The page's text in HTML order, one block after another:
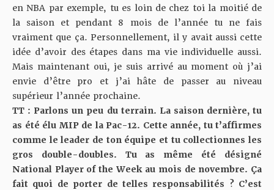
en NBA par exemple, tu es loin de chez toi la moitié de
la saison et pendant 8 mois de l’année tu ne fais
vraiment que ça. Personnellement, il y avait aussi cette
idée d’avoir des étapes dans ma vie individuelle aussi.
Mais maintenant oui, je suis arrivé au moment où j’ai
envie d’être pro et j’ai hâte de passer au niveau
supérieur l’année prochaine.
TT : Parlons un peu du terrain. La saison dernière, tu
as été élu MIP de la Pac-12. Cette année, tu t’affirmes
comme le leader de ton équipe et tu collectionnes les
gros double-doubles. Tu as même été désigné
National Player of the Week au mois de novembre. Ça
fait quoi de porter de telles responsabilités ? C’est